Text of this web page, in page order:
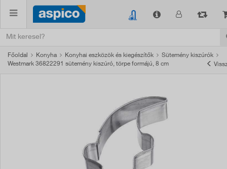
Főoldal Konyha Konyhai eszközök és kiegészítők
Sütemény kiszúrók
Westmark 36822291 sütemény kiszúró, törpe formájú, 8 cm